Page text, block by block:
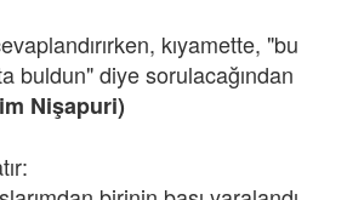
kıyamette, "bu
buldun" diye sorulacağından
Nişapuri)